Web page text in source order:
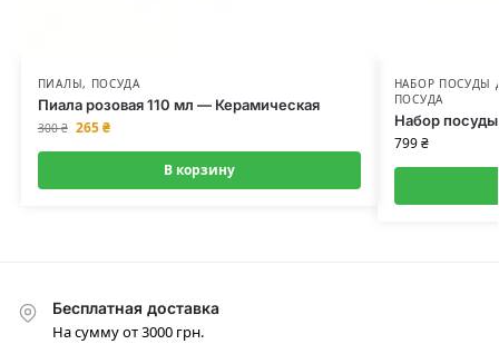
ПИАЛЫ, ПОСУДА
Пиала розовая 110 мл — Керамическая
300₴ 265₴
В корзину
НАБОР ПОСУДЫ
ПОСУДА
Набор
799₴
Бесплатная доставка
На сумму от 3000 грн.